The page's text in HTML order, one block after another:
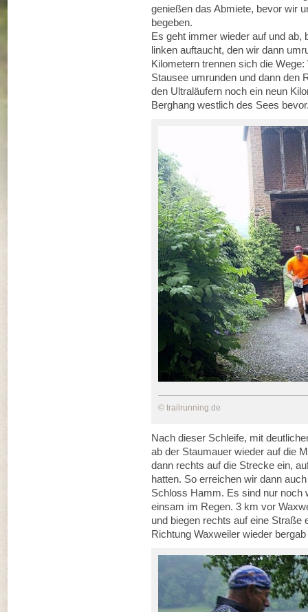
genießen das Abmiete, bevor wir
begeben.
Es geht immer wieder auf und ab,
linken auftaucht, den wir dann
Kilometern trennen sich die
Stausee umrunden und dann den
den Ultraläufern noch ein neun
Berghang westlich des Sees
© trailrunning.de
Nach dieser Schleife, mit
ab der Staumauer wieder auf die
dann rechts auf die Strecke ein,
hatten. So erreichen wir dann
Schloss Hamm. Es sind nur noch
einsam im Regen. 3 km vor
und biegen rechts auf eine Straße
Richtung Waxweiler wieder